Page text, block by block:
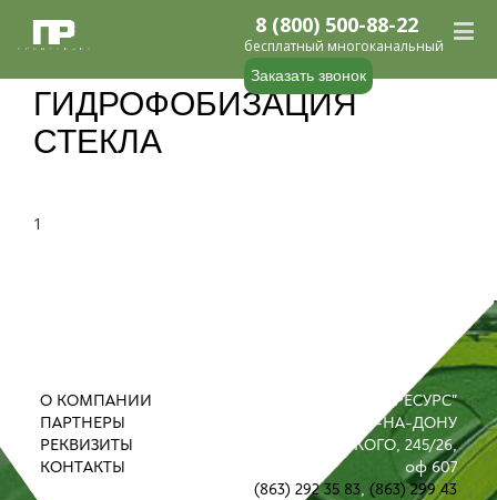
Заказать звонок
8 (800) 500-88-22
бесплатный многоканальный
ГИДРОФОБИЗАЦИЯ
СТЕКЛА
1
О КОМПАНИИ
ПАРТНЕРЫ
РЕКВИЗИТЫ
КОНТАКТЫ
ООО "ПРОМРЕСУРС"
РОСТОВ-НА-ДОНУ
УЛ. М. ГОРЬКОГО, 245/26,
оф 607
(863) 292 35 83,(863) 299 43